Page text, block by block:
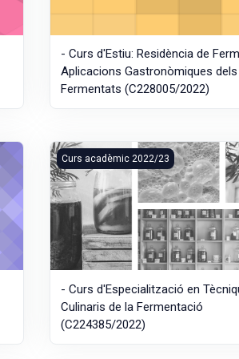
- Curs d'Estiu: Residència de
Aplicacions Gastronòmiques dels
Fermentats (C228005/2022)
2022)
- Curs d'Especialització en
Curs acadèmic 2022/23
- Curs d'Especialització en
Culinaris de la Fermentació
(C224385/2022)